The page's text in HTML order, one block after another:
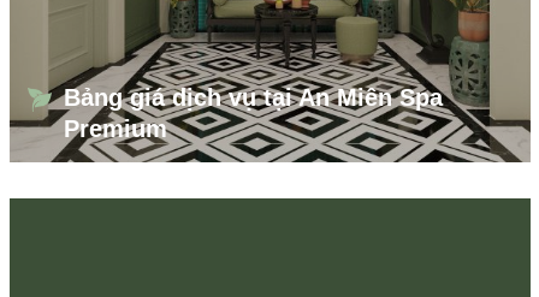
Bảng giá dịch vụ tại An Miên Spa
Premium